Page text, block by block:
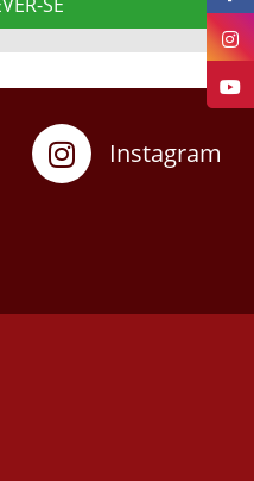
Instagram